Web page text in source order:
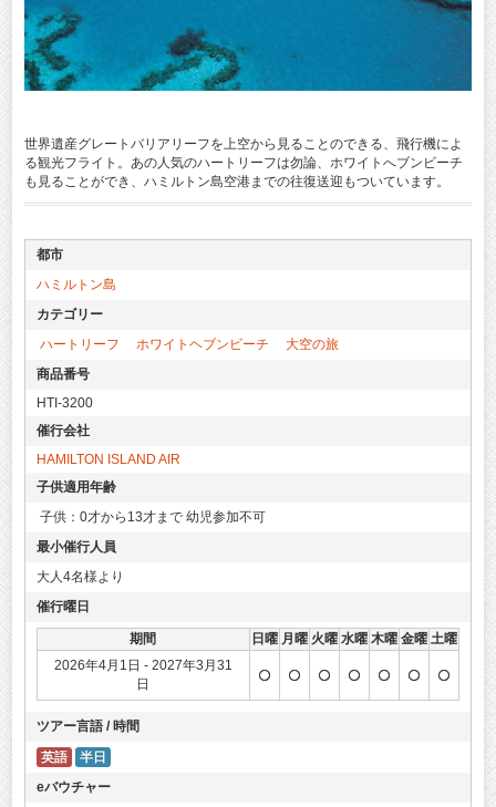
世界遺産グレートバリアリーフを上空から見ることのできる、飛行機によ
る観光フライト。あの人気のハートリーフは勿論、ホワイトへブンビーチ
も見ることができ、ハミルトン島空港までの往復送迎もついています。
都市
ハミルトン島
カテゴリー
ハートリーフ
ホワイトヘブンビーチ
大空の旅
商品番号
HTI-3200
催行会社
HAMILTON ISLAND AIR
子供適用年齢
子供：0才から13才まで 幼児参加不可
最小催行人員
大人4名様より
催行曜日
期間 日曜 月曜 火曜 水曜 木曜 金曜 土曜
2026年4月1日 - 2027年3月31
日
ツアー言語 / 時間
英語
半日
eバウチャー